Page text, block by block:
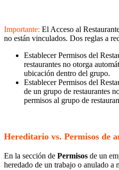
Importante: El Acceso al
no están vinculados. Dos reglas a
Establecer Permisos del
restaurantes no otorga
ubicación dentro del grupo.
Establecer Permisos del
de un grupo de restaurantes
permisos al grupo de
Hereditario vs. Permisos de
En la sección de Permisos de un
heredado de un trabajo o anulado